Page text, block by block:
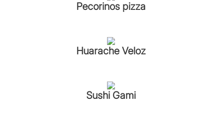
Pecorinos pizza
Huarache Veloz
Sushi Gami